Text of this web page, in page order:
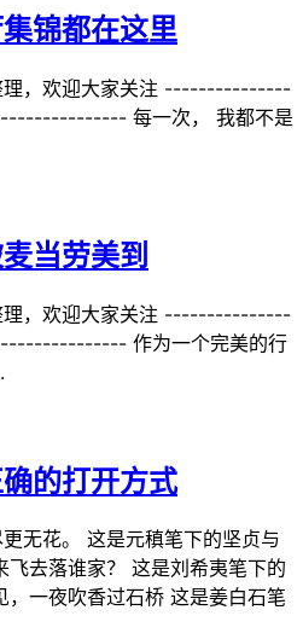
锦都在这里
理，欢迎大家关注 ---------------
每一次， 我都不是
当劳美到
理，欢迎大家关注 ---------------
作为一个完美的行
的打开方式
无花。 这是元稹笔下的坚贞与
去落谁家？ 这是刘希夷笔下的
一夜吹香过石桥 这是姜白石笔